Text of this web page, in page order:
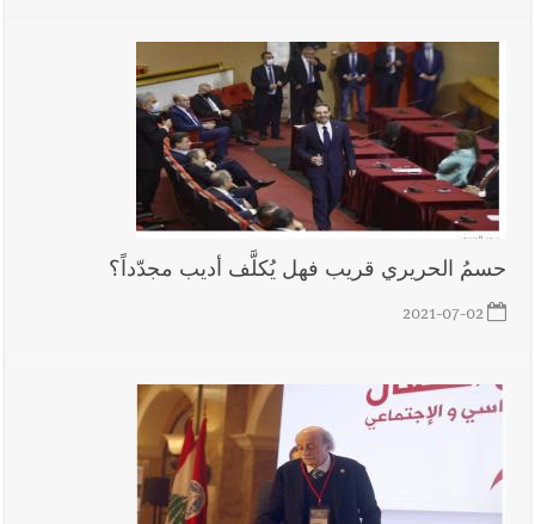
أخبار لبنان الجيش اللبناني : إصابة أحد العسكريين بجروح طفيفة
نتيجة استهداف إسرائيلي معادٍ لجرافة للجيش في بلدة المنصوري -
صور
أخبار لبنان
مسيّرة أسرائيلية القت قنبلة صوتية باتجاه جرافة للجيش
اللبناني خلال عملها في المنصوري ومعلومات أولية عن اصابة أحد
العسكريين
يبقى الشعب الفلسطيني يعيش كل هذا الألم؟ وإلى متى تستمر هذه
المعاناة التي تمزق القلوب والضمائر؟
أخبار صيدا بلدية صيدا : حجز مركبتي توكتوك وتغريم صاحبهما
حسمُ الحريري قريب فهل يُكلَّف أديب مجدّداً؟
2021-07-02